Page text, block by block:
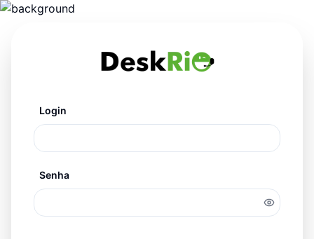
Login
Senha